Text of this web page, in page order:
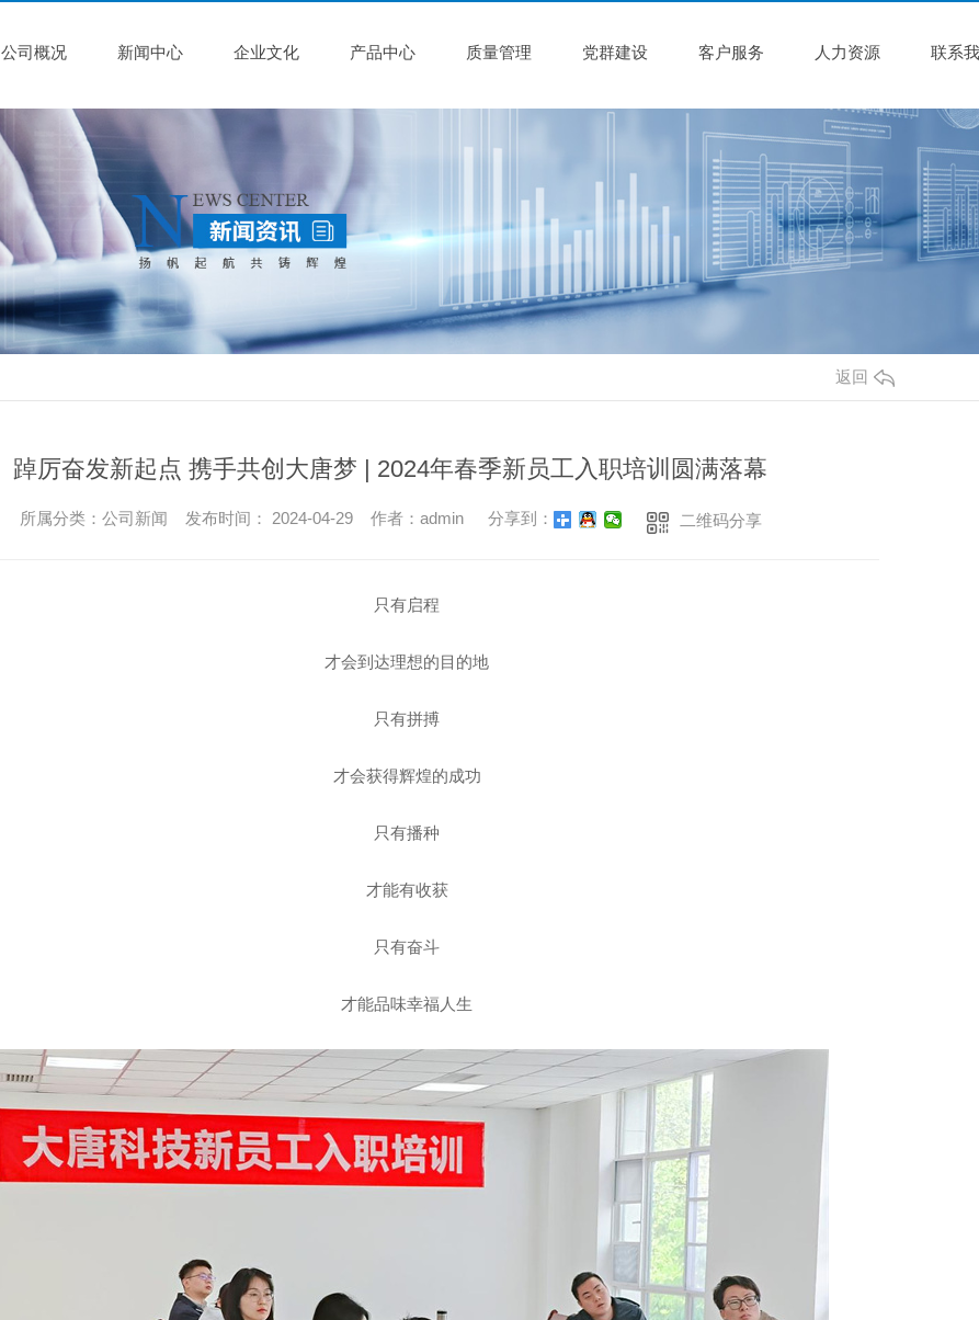
公司概况 新闻中心 企业文化 产品中心 质量管理 党群建设 客户服务 人力资源 联系
返回
工商业用途点型可燃 气体泄漏报警控制系统（系统式） 工商业用途点型可燃气体泄漏报警控制系统（系统式）
踔厉奋发新起点 携手共创大唐梦 | 2024年春季新员工入职培训圆满落幕
所属分类：公司新闻 发布时间： 2024-04-29 作者：admin 分享到： 二维码分享
只有启程
才会到达理想的目的地
只有拼搏
才会获得辉煌的成功
只有播种
才能有收获
只有奋斗
才能品味幸福人生